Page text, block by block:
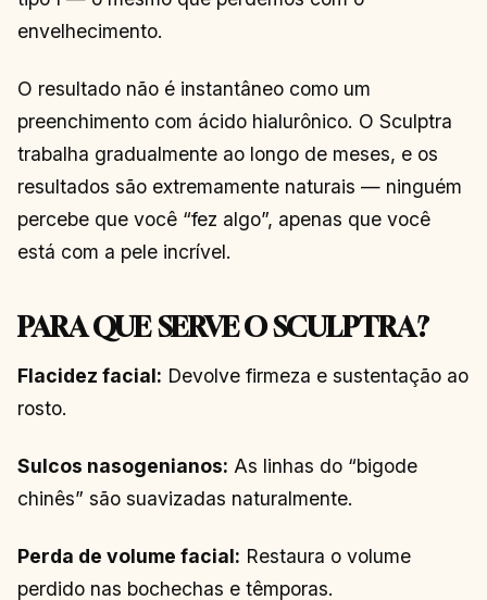
envelhecimento.
O resultado não é instantâneo como um
preenchimento com ácido hialurônico. O Sculptra
trabalha gradualmente ao longo de meses, e os
resultados são extremamente naturais — ninguém
percebe que você “fez algo”, apenas que você
está com a pele incrível.
PARA QUE SERVE O SCULPTRA?
Flacidez facial: Devolve firmeza e sustentação ao
rosto.
Sulcos nasogenianos: As linhas do “bigode
chinês” são suavizadas naturalmente.
Perda de volume facial: Restaura o volume
perdido nas bochechas e têmporas.